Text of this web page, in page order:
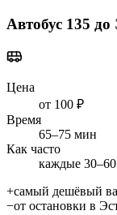
Автобус 135
Цена
от 100 ₽
Время
65–75 мин
Как часто
каждые
+самый дешёвый
−от остановки в